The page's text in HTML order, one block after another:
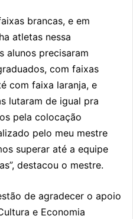
brancas, e em
atletas nessa
alunos precisaram
com faixas
com faixa laranja, e
lutaram de igual pra
pela colocação
pelo meu mestre
superar até a equipe
destacou o mestre.
de agradecer o apoio
e Economia